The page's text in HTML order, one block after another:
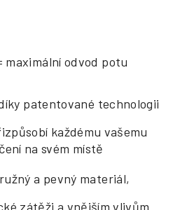
maximální odvod potu
patentované technologii
každému vašemu
na svém místě
a pevný materiál,
zátěži a vnějším vlivům